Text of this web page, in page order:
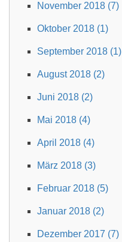
November 2018 (7)
Oktober 2018 (1)
September 2018 (1)
August 2018 (2)
Juni 2018 (2)
Mai 2018 (4)
April 2018 (4)
März 2018 (3)
Februar 2018 (5)
Januar 2018 (2)
Dezember 2017 (7)